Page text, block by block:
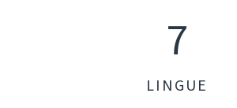
7
LINGUE